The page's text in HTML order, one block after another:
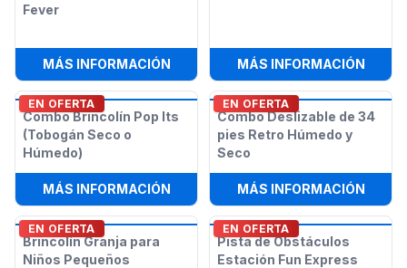
Fever
MÁS INFORMACIÓN: JUEGO INFLABLE SOCCER FEVER
MÁS INFORMACIÓN:
EN OFERTA
Combo Brincolín Pop Its
(Tobogán Seco o
Húmedo)
MÁS INFORMACIÓN: COMBO BRINCOLÍN POP ITS
EN OFERTA
Combo Deslizable de 34
pies Retro Húmedo y
Seco
MÁS INFORMACIÓN:
EN OFERTA
Brincolín Granja para
Niños Pequeños
EN OFERTA
Pista de Obstáculos
Estación Fun Express